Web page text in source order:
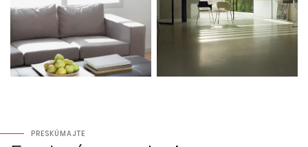
PRESKÚMAJTE